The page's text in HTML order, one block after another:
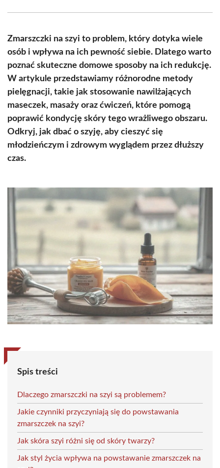
(Twitter)
Zmarszczki na szyi to problem, który dotyka wiele
osób i wpływa na ich pewność siebie. Dlatego warto
poznać skuteczne domowe sposoby na ich redukcję.
W artykule przedstawiamy różnorodne metody
pielęgnacji, takie jak stosowanie nawilżających
maseczek, masaży oraz ćwiczeń, które pomogą
poprawić kondycję skóry tego wrażliwego obszaru.
Odkryj, jak dbać o szyję, aby cieszyć się
młodzieńczym i zdrowym wyglądem przez dłuższy
czas.
Spis treści
Dlaczego zmarszczki na szyi są problemem?
Jakie czynniki przyczyniają się do powstawania
zmarszczek na szyi?
Jak skóra szyi różni się od skóry twarzy?
Jak styl życia wpływa na powstawanie zmarszczek na